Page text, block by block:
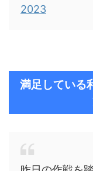
2023
満足している